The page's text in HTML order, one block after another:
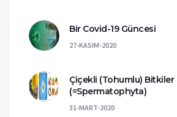
Bir Covid-19 Güncesi
27-KASIM-2020
Çiçekli (Tohumlu) Bitkiler
(=Spermatophyta)
31-MART-2020